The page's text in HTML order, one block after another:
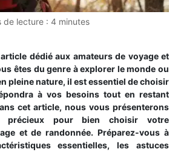
de lecture : 4 minutes
dédié aux amateurs de voyage et
êtes du genre à explorer le monde ou
pleine nature, il est essentiel de choisir
à vos besoins tout en restant
cet article, nous vous présenterons
précieux pour bien choisir votre
et de randonnée. Préparez-vous à
essentielles, les astuces